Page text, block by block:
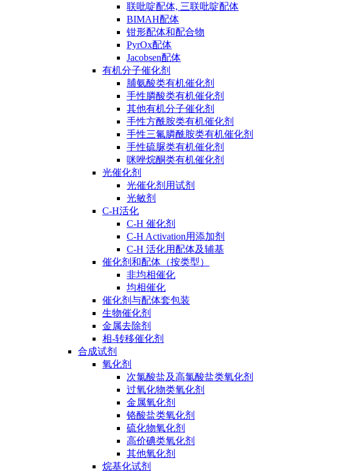
联吡啶配体, 三联吡啶配体
BIMAH配体
钳形配体和配合物
PyrOx配体
Jacobsen配体
有机分子催化剂
脯氨酸类有机催化剂
手性膦酸类有机催化剂
其他有机分子催化剂
手性方酰胺类有机催化剂
手性三氟膦酰胺类有机催化剂
手性硫脲类有机催化剂
咪唑烷酮类有机催化剂
光催化剂
光催化剂用试剂
光敏剂
C-H活化
C-H 催化剂
C-H Activation用添加剂
C-H 活化用配体及辅基
催化剂和配体（按类型）
非均相催化
均相催化
催化剂与配体套包装
生物催化剂
金属去除剂
相-转移催化剂
合成试剂
氧化剂
次氯酸盐及高氯酸盐类氧化剂
过氧化物类氧化剂
金属氧化剂
铬酸盐类氧化剂
硫化物氧化剂
高价碘类氧化剂
其他氧化剂
烷基化试剂